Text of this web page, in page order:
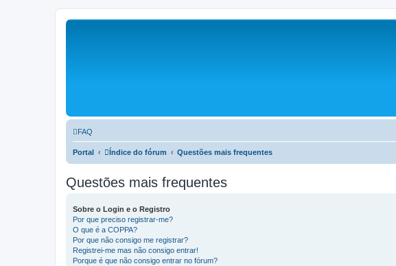
FAQ
Portal Índice do fórum Questões mais frequentes
Questões mais frequentes
Sobre o Login e o Registro
Por que preciso registrar-me?
O que é a COPPA?
Por que não consigo me registrar?
Registrei-me mas não consigo entrar!
Porque é que não consigo entrar no fórum?